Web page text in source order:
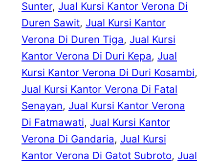
Sunter, Jual Kursi Kantor Verona Di
Duren Sawit, Jual Kursi Kantor
Verona Di Duren Tiga, Jual Kursi
Kantor Verona Di Duri Kepa, Jual
Kursi Kantor Verona Di Duri Kosambi
Jual Kursi Kantor Verona Di Fatal
Senayan, Jual Kursi Kantor Verona
Di Fatmawati, Jual Kursi Kantor
Verona Di Gandaria, Jual Kursi
Kantor Verona Di Gatot Subroto, Jual